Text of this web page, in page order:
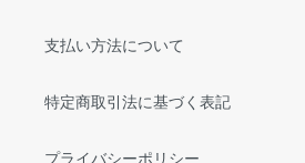
支払い方法について
特定商取引法に基づく表記
プライバシーポリシー